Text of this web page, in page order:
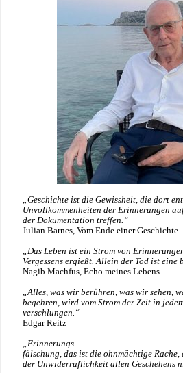
„Geschichte ist die Gewissheit, die dort
Unvollkommenheiten der Erinnerungen
der Dokumentation treffen.“
Julian Barnes, Vom Ende einer Geschichte.
„Das Leben ist ein Strom von
Vergessens ergießt. Allein der Tod ist eine
Nagib Machfus, Echo meines Lebens.
„Alles, was wir berühren, was wir sehen,
begehren, wird vom Strom der Zeit in
verschlungen.“
Edgar Reitz
„Erinnerungs-
fälschung, das ist die ohnmächtige Rache,
der Unwiderruflichkeit allen Geschehens